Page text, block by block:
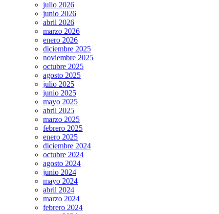
julio 2026
junio 2026
abril 2026
marzo 2026
enero 2026
diciembre 2025
noviembre 2025
octubre 2025
agosto 2025
julio 2025
junio 2025
mayo 2025
abril 2025
marzo 2025
febrero 2025
enero 2025
diciembre 2024
octubre 2024
agosto 2024
junio 2024
mayo 2024
abril 2024
marzo 2024
febrero 2024